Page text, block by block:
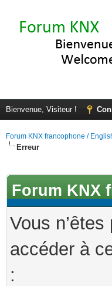
Bienvenue, Visiteur !
Forum KNX francophone /
Erreur
Forum KNX
Vous
accéder à
: